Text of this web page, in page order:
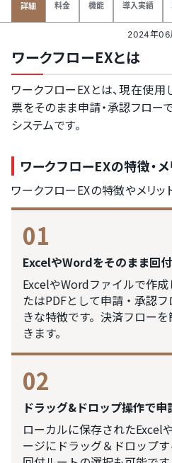
詳細 料金 機能 導入実績
2024年06
ワークフローEXとは
ワークフローEXとは、現在使
票をそのまま申請・承認フロー
システムです。
ワークフローEXの特徴・メ
ワークフローEXの特徴やメリッ
01
ExcelやWordをそのまま回
ExcelやWordファイルで作
たはPDFとして申請・承認
きな特徴です。決済フロー
きます。
02
ドラッグ&ドロップ操作で申
ローカルに保存されたExcel
ージにドラッグ＆ドロップす